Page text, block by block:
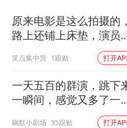
“不建议
原来电影是这么拍摄的，
路上还铺上床垫，演员
笑点集中营 1跟贴 打开
一天五百的群演，跳下
一瞬间，感觉又多了一
幽默小剧场 35跟贴 打开